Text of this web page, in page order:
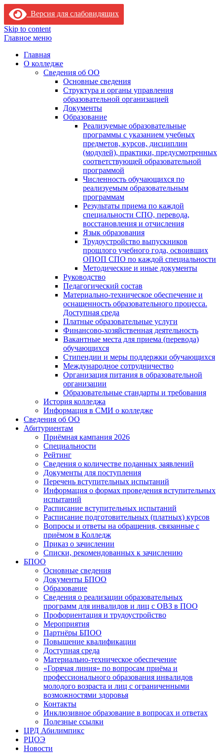
Версия для слабовидящих
Skip to content
Главное меню
Главная
О колледже
Сведения об ОО
Основные сведения
Структура и органы управления
образовательной организацией
Документы
Образование
Реализуемые образовательные
программы с указанием учебных
предметов, курсов, дисциплин
(модулей), практики, предусмотренных
соответствующей образовательной
программой
Численность обучающихся по
реализуемым образовательным
программам
Результаты приема по каждой
специальности СПО, перевода,
восстановления и отчисления
Язык образования
Трудоустройство выпускников
прошлого учебного года, освоивших
ОПОП СПО по каждой специальности
Методические и иные документы
Руководство
Педагогический состав
Материально-техническое обеспечение и
оснащенность образовательного процесса.
Доступная среда
Платные образовательные услуги
Финансово-хозяйственная деятельность
Вакантные места для приема (перевода)
обучающихся
Стипендии и меры поддержки обучающихся
Международное сотрудничество
Организация питания в образовательной
организации
Образовательные стандарты и требования
История колледжа
Информация в СМИ о колледже
Сведения об ОО
Абитуриентам
Приёмная кампания 2026
Специальности
Рейтинг
Сведения о количестве поданных заявлений
Документы для поступления
Перечень вступительных испытаний
Информация о формах проведения вступительных
испытаний
Расписание вступительных испытаний
Расписание подготовительных (платных) курсов
Вопросы и ответы на обращения, связанные с
приёмом в Колледж
Приказ о зачислении
Списки, рекомендованных к зачислению
БПОО
Основные сведения
Документы БПОО
Образование
Сведения о реализации образовательных
программ для инвалидов и лиц с ОВЗ в ПОО
Профориентация и трудоустройство
Мероприятия
Партнёры БПОО
Повышение квалификации
Доступная среда
Материально-техническое обеспечение
«Горячая линия» по вопросам приёма и
профессионального образования инвалидов
молодого возраста и лиц с ограниченными
возможностями здоровья
Контакты
Инклюзивное образование в вопросах и ответах
Полезные ссылки
ЦРД Абилимпикс
РЦОЭ
Новости